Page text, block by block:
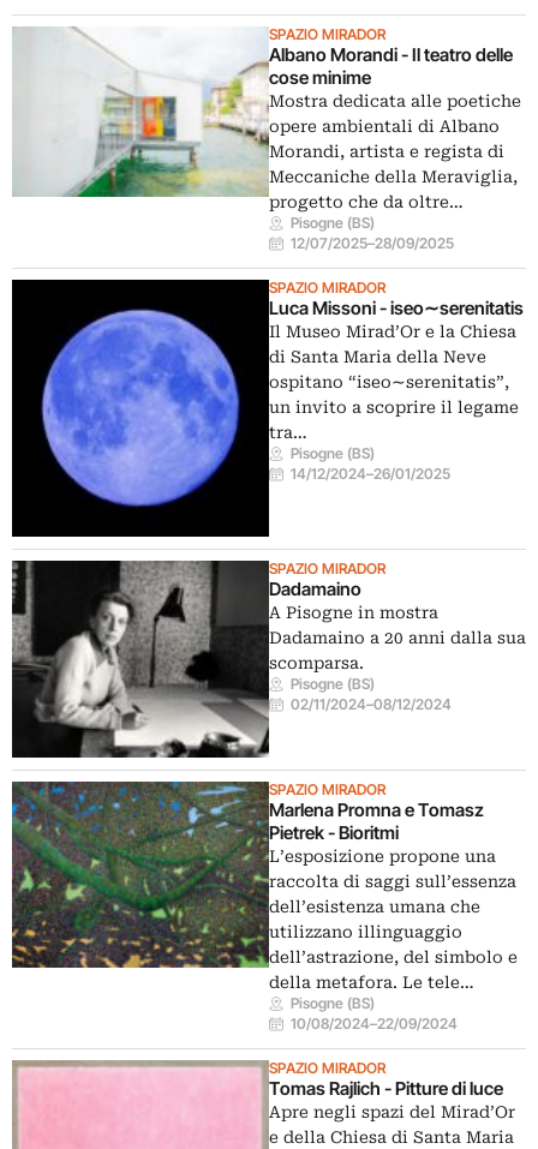
SPAZIO MIRADOR
Albano Morandi - Il teatro delle
cose minime
Mostra dedicata alle poetiche
opere ambientali di Albano
Morandi, artista e regista di
Meccaniche della Meraviglia,
progetto che da oltre…
Pisogne (BS)
12/07/2025–28/09/2025
SPAZIO MIRADOR
Luca Missoni - iseo∼serenitatis
Il Museo Mirad’Or e la Chiesa
di Santa Maria della Neve
ospitano “iseo∼serenitatis”,
un invito a scoprire il legame
tra…
Pisogne (BS)
14/12/2024–26/01/2025
SPAZIO MIRADOR
Dadamaino
A Pisogne in mostra
Dadamaino a 20 anni dalla sua
scomparsa.
Pisogne (BS)
02/11/2024–08/12/2024
SPAZIO MIRADOR
Marlena Promna e Tomasz
Pietrek - Bioritmi
L’esposizione propone una
raccolta di saggi sull’essenza
dell’esistenza umana che
utilizzano illinguaggio
dell’astrazione, del simbolo e
della metafora. Le tele…
Pisogne (BS)
10/08/2024–22/09/2024
SPAZIO MIRADOR
Tomas Rajlich - Pitture di luce
Apre negli spazi del Mirad’Or
e della Chiesa di Santa Maria